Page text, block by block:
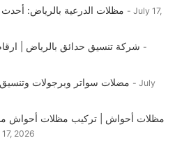
مظلات الدرعية بالرياض: أحدث تصاميم 2026
July 17,
شركة تنسيق حدائق بالرياض |
مضلات سواتر وبرجولات
July
مظلات أحواش | تركيب مظلات أحواش
2026